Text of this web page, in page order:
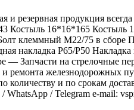
резервная продукция
Костыль 16*16*165
клеммный М22/75 в
накладка Р65/Р50
Запчасти на стрелочные
ремонта железнодорожных
количеству и по срокам
/ Telegram e-mail: